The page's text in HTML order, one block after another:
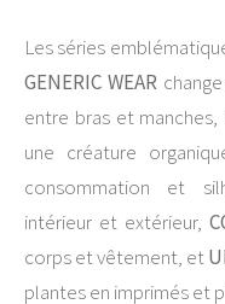
Les séries
GENERIC WEAR
entre bras et manches,
une créature
consommation et
intérieur et extérieur,
corps et vêtement, et
plantes en imprimés et